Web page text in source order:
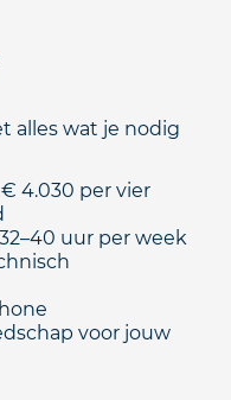
alles wat je nodig
4.030 per vier
uur per week
voor jouw